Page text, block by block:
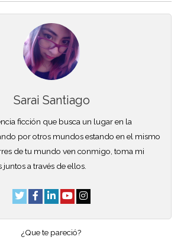
Sarai Santiago
ficción que busca un lugar en la
por otros mundos estando en el mismo
de tu mundo ven conmigo, toma mi
a través de ellos.
¿Que te pareció?